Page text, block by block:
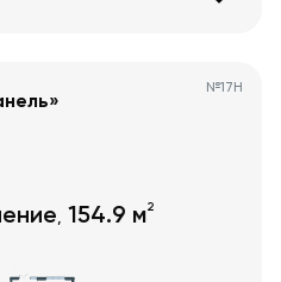
№17Н
, 154.9 м2